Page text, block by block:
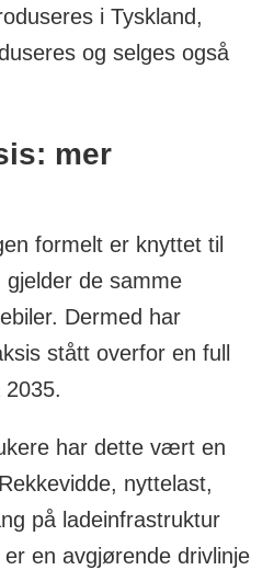
i Tyskland,
og selges også
mer
formelt er knyttet til
gjelder de samme
Dermed har
stått overfor en full
har dette vært en
nyttelast,
på ladeinfrastruktur
en avgjørende drivlinje